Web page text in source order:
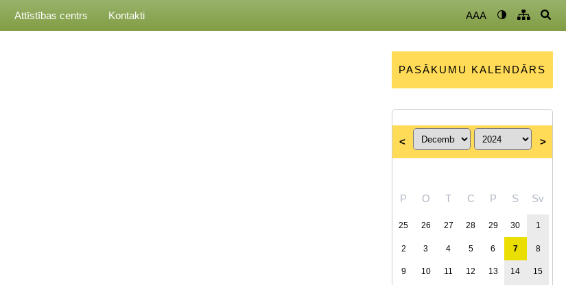
Attīstības centrs Kontakti AAA
PASĀKUMU KALENDĀRS
< >
P O T C P S Sv
25 26 27 28 29 30 1
2 3 4 5 6 7 8
9 10 11 12 13 14 15